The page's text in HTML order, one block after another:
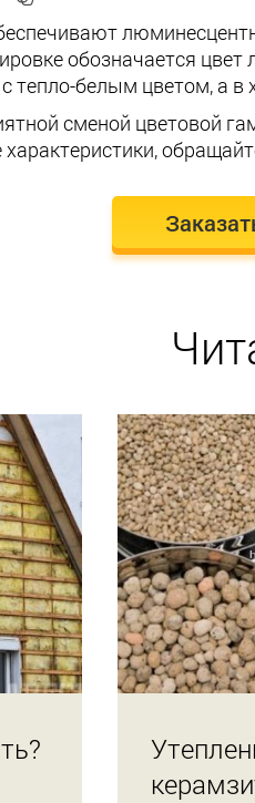
обозначается
тепло-белым цветом, а
сменой цветовой
характеристики,